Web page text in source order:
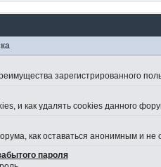
зарегистрированного
и как удалять cookies данного
как оставаться анонимным и
пароля